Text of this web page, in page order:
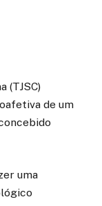
(TJSC)
de um
uma